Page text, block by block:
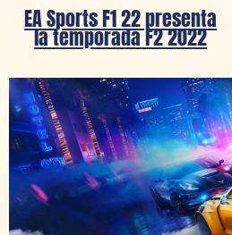
EA Sports F1 22 presenta
la temporada F2 2022